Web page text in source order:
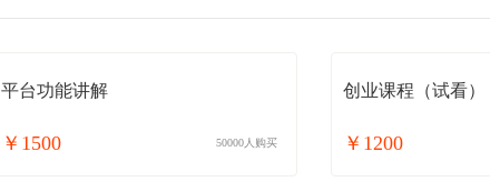
平台功能讲解
￥1500 50000人购买
创业课程（试看）
￥1200